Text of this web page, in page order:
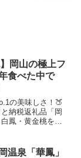
岡山の極上フ
食べた中で
の美味しさ！🍑
納税返礼品「岡
鳳・黄金桃を定
温泉「華鳳」